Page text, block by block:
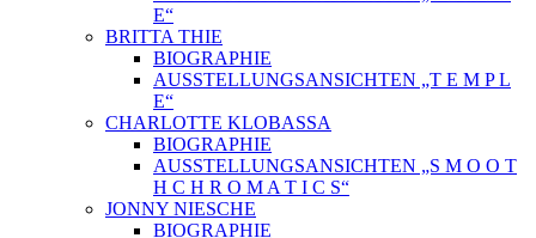
E“
BRITTA THIE
BIOGRAPHIE
AUSSTELLUNGSANSICHTEN „T E M P L
E“
CHARLOTTE KLOBASSA
BIOGRAPHIE
AUSSTELLUNGSANSICHTEN „S M O O T
H C H R O M A T I C S“
JONNY NIESCHE
BIOGRAPHIE